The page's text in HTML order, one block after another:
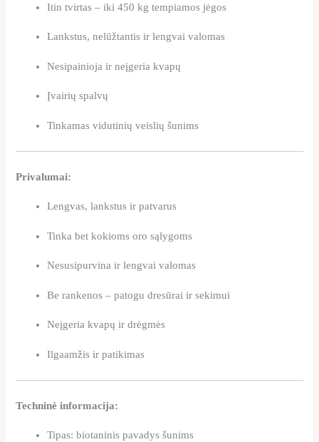
Itin tvirtas – iki 450 kg tempiamos jėgos
Lankstus, nelūžtantis ir lengvai valomas
Nesipainioja ir neįgeria kvapų
Įvairių spalvų
Tinkamas vidutinių veislių šunims
Privalumai:
Lengvas, lankstus ir patvarus
Tinka bet kokioms oro sąlygoms
Nesusipurvina ir lengvai valomas
Be rankenos – patogu dresūrai ir sekimui
Neįgeria kvapų ir drėgmės
Ilgaamžis ir patikimas
Techninė informacija:
Tipas: biotaninis pavadys šunims